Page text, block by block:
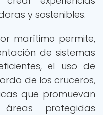
y sostenibles.
marítimo permite,
de sistemas
el uso de
de los cruceros,
que promuevan
protegidas